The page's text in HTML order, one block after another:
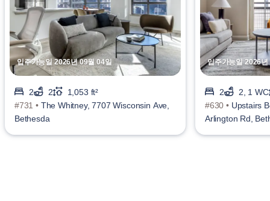
입주가능일 2026년 09월 04일
2 2
1,053 ft²
#731 • The Whitney, 7707 Wisconsin Ave,
Bethesda
입주가능일 2026
2
2, 1 WC
#630 • Upstairs
Arlington Rd,